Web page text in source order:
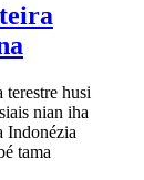
FDTL
iha
Fronteira
husi
nian iha
Indonézia
tama